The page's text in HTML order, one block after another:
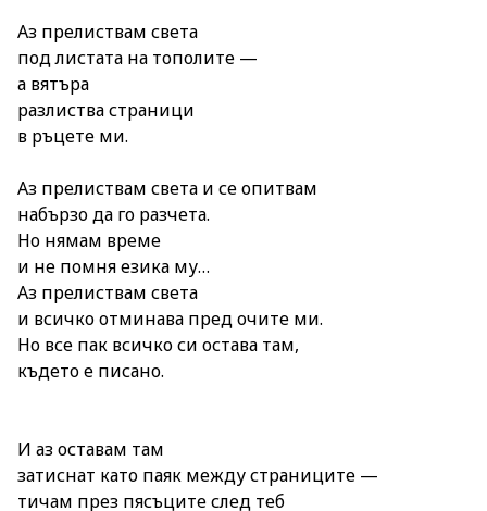
Аз прелиствам света
под листата на тополите —
а вятъра
разлиства страници
в ръцете ми.
Аз прелиствам света и се опитвам
набързо да го разчета.
Но нямам време
и не помня езика му…
Аз прелиствам света
и всичко отминава пред очите ми.
Но все пак всичко си остава там,
където е писано.
И аз оставам там
затиснат като паяк между страниците —
тичам през пясъците след теб